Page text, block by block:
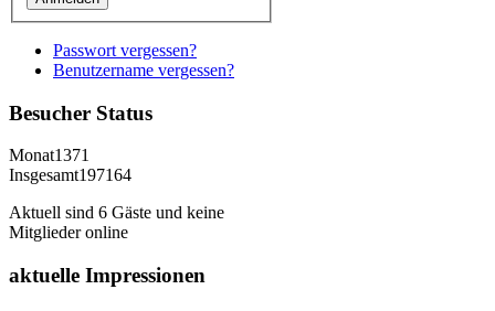
Passwort vergessen?
Benutzername vergessen?
Besucher Status
Monat1371
Insgesamt197164
Aktuell sind 6 Gäste und keine
Mitglieder online
aktuelle Impressionen